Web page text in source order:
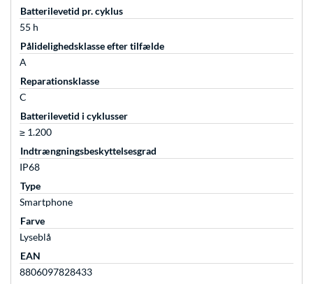
Batterilevetid pr. cyklus
55 h
Pålidelighedsklasse efter tilfælde
A
Reparationsklasse
C
Batterilevetid i cyklusser
≥ 1.200
Indtrængningsbeskyttelsesgrad
IP68
Type
Smartphone
Farve
Lyseblå
EAN
8806097828433